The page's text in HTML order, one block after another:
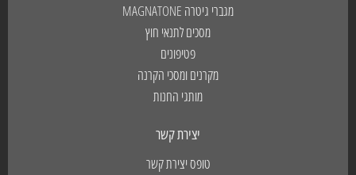
מגברי גיטרה MAGNATONE
מסכים לתנאי חוץ
פטיפונים
מקרנים ומסכי הקרנה
מותגי החנות
יצירת קשר
טופס יצירת קשר